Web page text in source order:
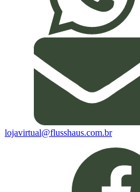
lojavirtual@flusshaus.com.br